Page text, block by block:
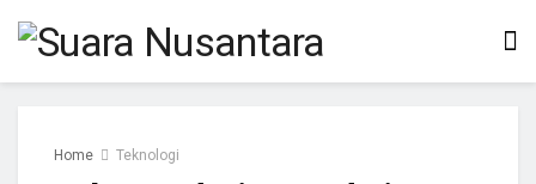
Home Teknologi